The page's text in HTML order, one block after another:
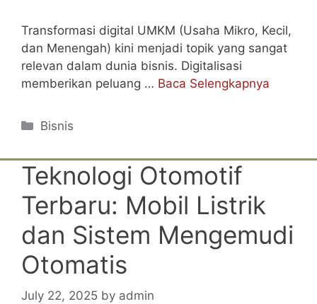
Transformasi digital UMKM (Usaha Mikro, Kecil,
dan Menengah) kini menjadi topik yang sangat
relevan dalam dunia bisnis. Digitalisasi
memberikan peluang … Baca Selengkapnya
Categories
Bisnis
Teknologi Otomotif
Terbaru: Mobil Listrik
dan Sistem Mengemudi
Otomatis
July 22, 2025 by admin